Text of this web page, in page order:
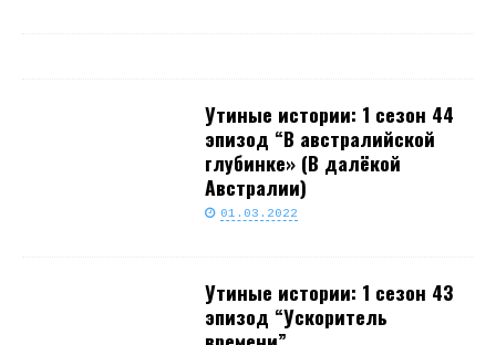
Утиные истории: 1 сезон 44
эпизод “В австралийской
глубинке» (В далёкой
Австралии)
01.03.2022
Утиные истории: 1 сезон 43
эпизод “Ускоритель